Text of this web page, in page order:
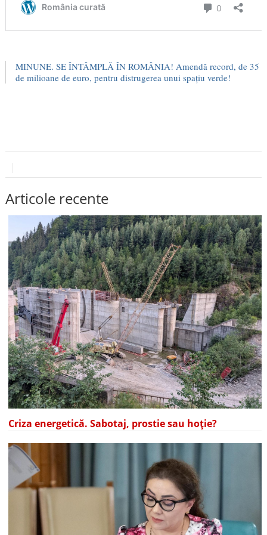
MINUNE. SE ÎNTÂMPLĂ ÎN ROMÂNIA! Amendă record, de 35
de milioane de euro, pentru distrugerea unui spațiu verde!
Articole recente
Criza energetică. Sabotaj, prostie sau hoție?